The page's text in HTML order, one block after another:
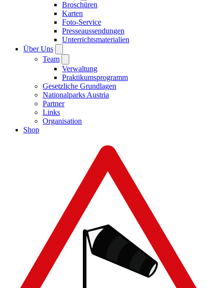
Broschüren
Karten
Foto-Service
Presseaussendungen
Unterrichtsmaterialien
Über Uns
Team
Verwaltung
Praktikumsprogramm
Gesetzliche Grundlagen
Nationalparks Austria
Partner
Links
Organisation
Shop